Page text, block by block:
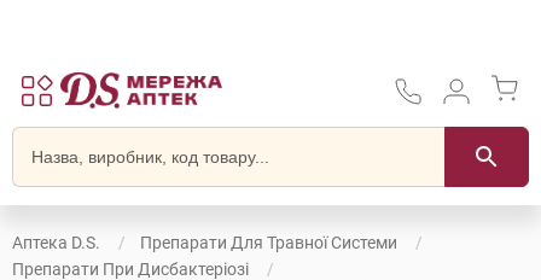
Аптека D.S.
Препарати Для Травної Системи
Препарати При Дисбактеріозі